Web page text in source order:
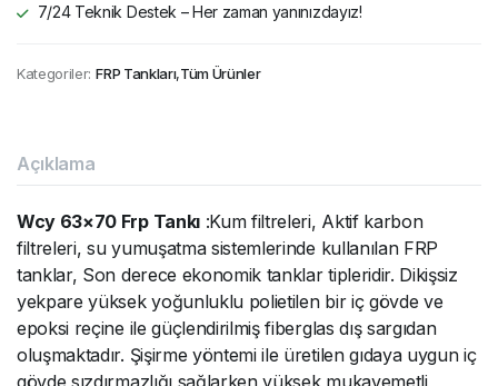
7/24 Teknik Destek – Her zaman yanınızdayız!
Kategoriler: FRP Tankları,Tüm Ürünler
Açıklama
Wcy 63×70 Frp Tankı:Kum filtreleri, Aktif karbon
filtreleri, su yumuşatma sistemlerinde kullanılan FRP
tanklar, Son derece ekonomik tanklar tipleridir. Dikişsiz
yekpare yüksek yoğunluklu polietilen bir iç gövde ve
epoksi reçine ile güçlendirilmiş fiberglas dış sargıdan
oluşmaktadır. Şişirme yöntemi ile üretilen gıdaya uygun iç
gövde sızdırmazlığı sağlarken yüksek mukavemetli